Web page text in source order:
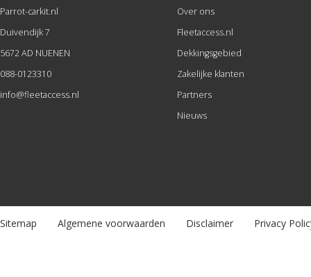
Parrot-carkit.nl
Duivendijk 7
5672 AD NUENEN
088-0123310
info@fleetaccess.nl
Over ons
Fleetaccess.nl
Dekkingsgebied
Zakelijke klanten
Partners
Nieuws
Sitemap Algemene voorwaarden Disclaimer Privacy